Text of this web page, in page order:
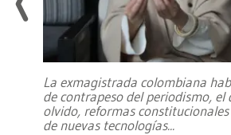
La exmagistrada colombiana
de contrapeso del periodismo, el
olvido, reformas
de nuevas tecnologías...